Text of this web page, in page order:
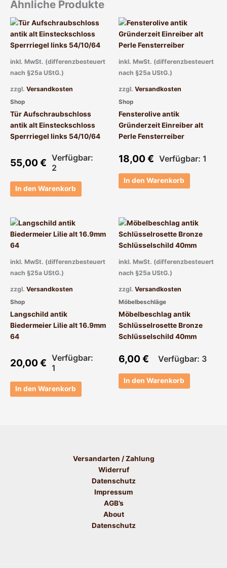
Ähnliche Produkte
inkl. MwSt. (differenzbesteuert
nach §25a UStG.)
zzgl. Versandkosten
Shop
Tür Aufschraubschloss
antik alt Einsteckschloss
Sperrriegel links 54/10/64
55,00€ Verfügbar:
2
In den Warenkorb
inkl. MwSt. (differenzbesteuert
nach §25a UStG.)
zzgl. Versandkosten
Shop
Fensterolive antik
Gründerzeit Einreiber alt
Perle Fensterreiber
18,00€ Verfügbar: 1
In den Warenkorb
inkl. MwSt. (differenzbesteuert
nach §25a UStG.)
zzgl. Versandkosten
Shop
Langschild antik
Biedermeier Lilie alt 16.9mm
64
20,00€ Verfügbar:
1
In den Warenkorb
inkl. MwSt. (differenzbesteuert
nach §25a UStG.)
zzgl. Versandkosten
Möbelbeschläge
Möbelbeschlag antik
Schlüsselrosette Bronze
Schlüsselschild 40mm
6,00€ Verfügbar: 3
In den Warenkorb
Versandarten / Zahlung
Widerruf
Datenschutz
Impressum
AGB’s
About
Datenschutz